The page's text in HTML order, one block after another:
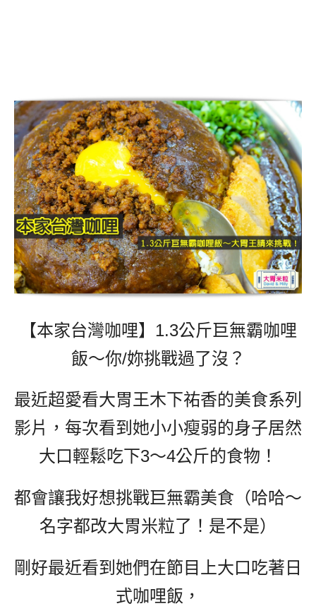
【本家台灣咖哩】 1.3公斤巨無霸咖哩
飯～你/妳挑戰過了沒？
最近超愛看大胃王木下祐香的美食系列
影片，每次看到她小小瘦弱的身子居然
大口輕鬆吃下3～4公斤的食物！
都會讓我好想挑戰巨無霸美食（哈哈～
名字都改大胃米粒了！是不是）
剛好最近看到她們在節目上大口吃著日
式咖哩飯，